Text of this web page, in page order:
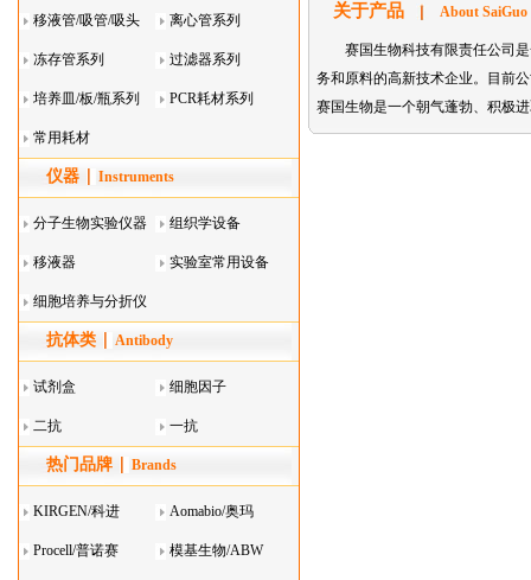
移液管/吸管/吸头
系列
离心管系列
冻存管系列 过滤器系列
培养皿/板/瓶系列 PCR耗材系列
常用耗材
仪器 Instruments
分子生物实验仪器 组织学设备
移液器 实验室常用设备
细胞培养与分折仪
器叠
抗体类 Antibody
试剂盒 细胞因子
二抗 一抗
热门品牌 Brands
KIRGEN/科进 Aomabio/奥玛
Procell/普诺赛 模基生物/ABW
关于产品 About SaiGuo
赛国生物科技有限责任公司
务和原料的高新技术企业。目前公
赛国生物是一个朝气蓬勃、积极